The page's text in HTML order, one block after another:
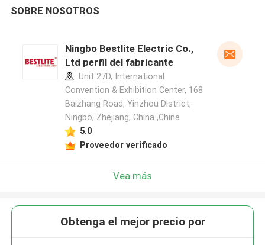
SOBRE NOSOTROS
Ningbo Bestlite Electric Co.,
Ltd perfil del fabricante
Unit 27D, International
Convention & Exhibition Center, 168
Baizhang Road, Yinzhou District,
Ningbo, Zhejiang, China ,China
5.0
Proveedor verificado
Vea más
Obtenga el mejor precio por